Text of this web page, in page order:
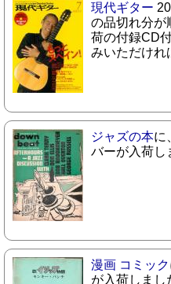
現代ギター
の品切れ分が
荷の付録CD
みいただけれ
ジャズの本に
バーが入荷し
漫画 コミック
が入荷しまし